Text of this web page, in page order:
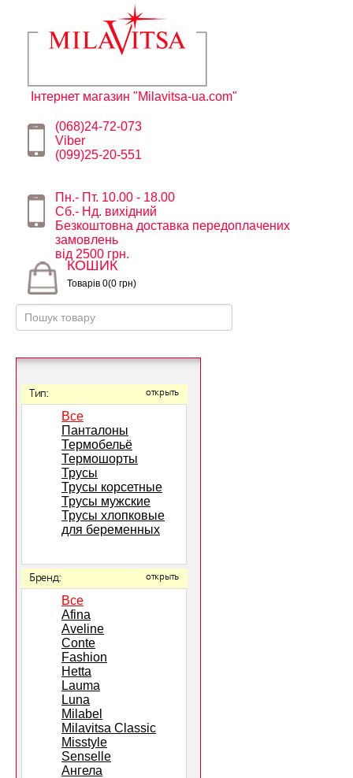
Інтернет магазин "Milavitsa-ua.com"
(068)24-72-073
Viber
(099)25-20-551
Пн.- Пт. 10.00 - 18.00
Сб.- Нд. вихідний
Безкоштовна доставка передоплачених
замовлень
від 2500 грн.
КОШИК
Товарів 0(0 грн)
Тип: открыть
Все
Панталоны
Термобельё
Термошорты
Трусы
Трусы корсетные
Трусы мужские
Трусы хлопковые
для беременных
Бренд: открыть
Все
Afina
Aveline
Conte
Fashion
Hetta
Lauma
Luna
Milabel
Milavitsa Classic
Misstyle
Senselle
Ангела